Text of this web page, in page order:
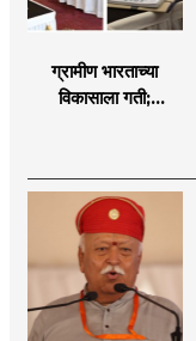
ग्रामीण भारताच्या
विकासाला गती;
लक्ष्य!